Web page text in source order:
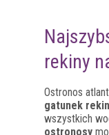
rekiny
Ostronos
gatunek
wszystkich
ostronosy